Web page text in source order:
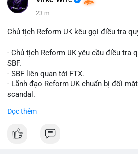
23 m
Chủ tịch Reform UK kêu gọi điều tra
- Chủ tịch Reform UK yêu cầu điều tra
SBF.
- SBF liên quan tới FTX.
- Lãnh đạo Reform UK chuẩn bị đối
scandal.
- Không có thông tin tác động thị
Đọc thêm